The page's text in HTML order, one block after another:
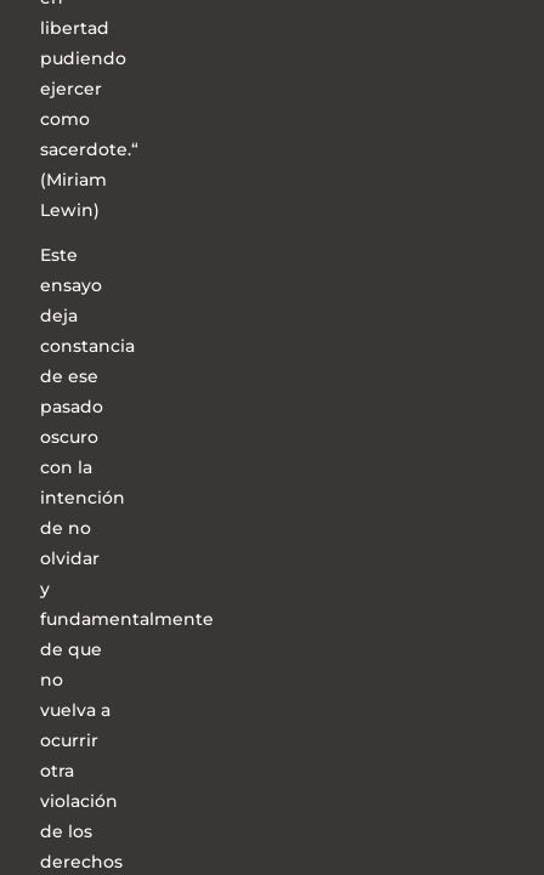
libertad
pudiendo
ejercer
como
sacerdote.“
(Miriam
Lewin)
Este
ensayo
deja
constancia
de ese
pasado
oscuro
con la
intención
de no
olvidar
y
fundamentalmente
de que
no
vuelva a
ocurrir
otra
violación
de los
derechos